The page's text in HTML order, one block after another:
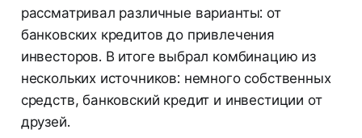
рассматривал различные варианты: от
банковских кредитов до привлечения
инвесторов. В итоге выбрал комбинацию из
нескольких источников: немного собственных
средств, банковский кредит и инвестиции от
друзей.